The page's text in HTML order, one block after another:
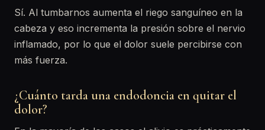
Sí. Al tumbarnos aumenta el riego sanguíneo en la
cabeza y eso incrementa la presión sobre el nervio
inflamado, por lo que el dolor suele percibirse con
más fuerza.
¿Cuánto tarda una endodoncia en quitar el
dolor?